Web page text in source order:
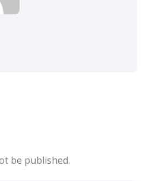
be published.